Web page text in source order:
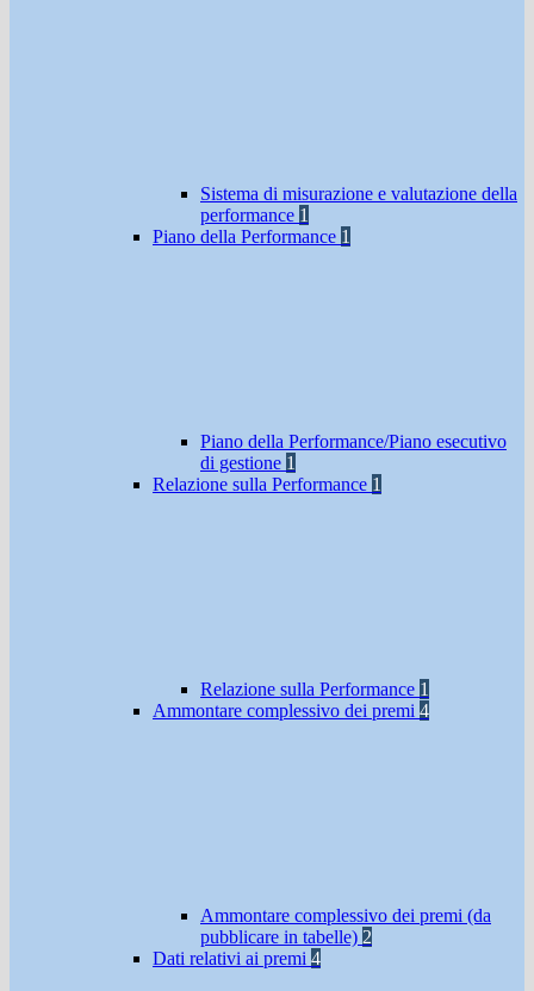
Sistema di misurazione e valutazione della
performance 1
Piano della Performance 1
Piano della Performance/Piano esecutivo
di gestione 1
Relazione sulla Performance 1
Relazione sulla Performance 1
Ammontare complessivo dei premi 4
Ammontare complessivo dei premi (da
pubblicare in tabelle) 2
Dati relativi ai premi 4